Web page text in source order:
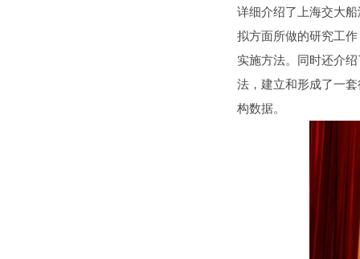
详细介绍了上海交大
拟方面所做的研究工
实施方法。同时还介
法，建立和形成了一
构数据。